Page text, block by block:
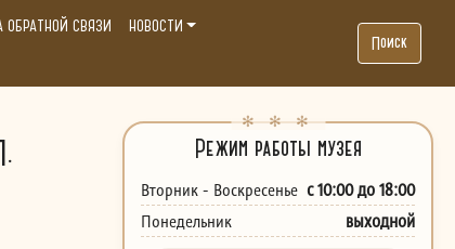
ОБРАТНОЙ СВЯЗИ
НОВОСТИ
Поиск
Режим работы музея
Вторник - Воскресенье с 10:00 до 18:00
Понедельник выходной